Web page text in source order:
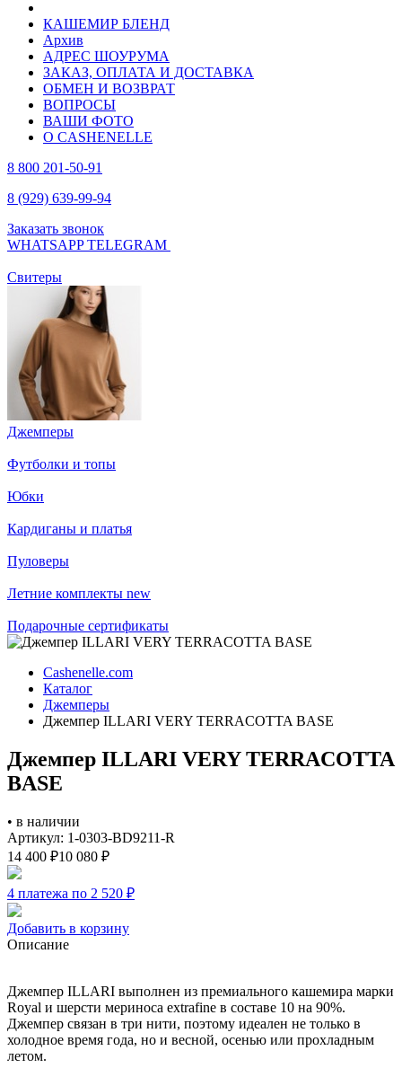
КАШЕМИР БЛЕНД
Архив
АДРЕС ШОУРУМА
ЗАКАЗ, ОПЛАТА И ДОСТАВКА
ОБМЕН И ВОЗВРАТ
ВОПРОСЫ
ВАШИ ФОТО
О CASHENELLE
8 800 201-50-91
8 (929) 639-99-94
Заказать звонок
WHATSAPPTELEGRAM
Свитеры
Джемперы
Футболки и топы
Юбки
Кардиганы и платья
Пуловеры
Летние комплекты new
Подарочные сертификаты
Cashenelle.com
Каталог
Джемперы
Джемпер ILLARI VERY TERRACOTTA BASE
Джемпер ILLARI VERY TERRACOTTA
BASE
• в наличии
Артикул: 1-0303-BD9211-R
14 400 ₽10 080 ₽
4 платежа по 2 520 ₽
Добавить в корзину
Описание
Джемпер ILLARI выполнен из премиального кашемира марки
Royal и шерсти мериноса extrafine в составе 10 на 90%.
Джемпер связан в три нити, поэтому идеален не только в
холодное время года, но и весной, осенью или прохладным
летом.